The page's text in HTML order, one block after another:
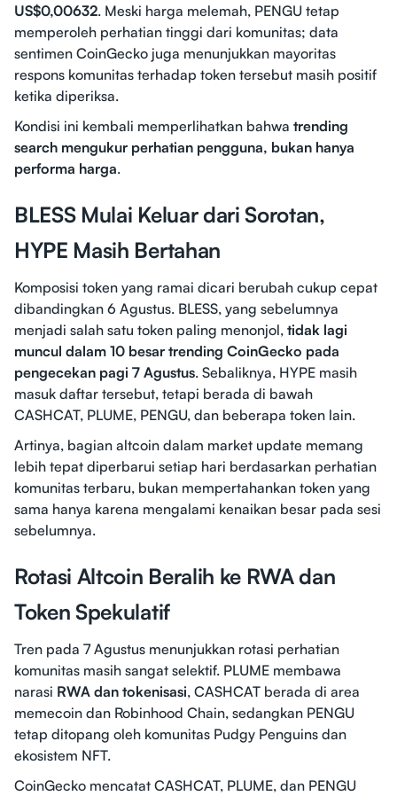
US$0,00632. Meski harga melemah, PENGU tetap
memperoleh perhatian tinggi dari komunitas; data
sentimen CoinGecko juga menunjukkan mayoritas
respons komunitas terhadap token tersebut masih positif
ketika diperiksa.
Kondisi ini kembali memperlihatkan bahwa trending
search mengukur perhatian pengguna, bukan hanya
performa harga.
BLESS Mulai Keluar dari Sorotan,
HYPE Masih Bertahan
Komposisi token yang ramai dicari berubah cukup cepat
dibandingkan 6 Agustus. BLESS, yang sebelumnya
menjadi salah satu token paling menonjol, tidak lagi
muncul dalam 10 besar trending CoinGecko pada
pengecekan pagi 7 Agustus. Sebaliknya, HYPE masih
masuk daftar tersebut, tetapi berada di bawah
CASHCAT, PLUME, PENGU, dan beberapa token lain.
Artinya, bagian altcoin dalam market update memang
lebih tepat diperbarui setiap hari berdasarkan perhatian
komunitas terbaru, bukan mempertahankan token yang
sama hanya karena mengalami kenaikan besar pada sesi
sebelumnya.
Rotasi Altcoin Beralih ke RWA dan
Token Spekulatif
Tren pada 7 Agustus menunjukkan rotasi perhatian
komunitas masih sangat selektif. PLUME membawa
narasi RWA dan tokenisasi, CASHCAT berada di area
memecoin dan Robinhood Chain, sedangkan PENGU
tetap ditopang oleh komunitas Pudgy Penguins dan
ekosistem NFT.
CoinGecko mencatat CASHCAT, PLUME, dan PENGU